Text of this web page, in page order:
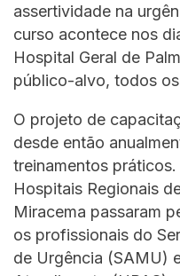
assertividade na
curso acontece nos
Hospital Geral de
público-alvo, todos
O projeto de
desde então
treinamentos
Hospitais Regionais
Miracema passaram
os profissionais do
de Urgência (SAMU)